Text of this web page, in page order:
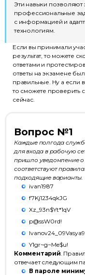
Эти навыки
профессиональные
с информацией и
технологиям.
Если вы принимали
результат, то можете
ответами и
ответы на экзамене
правильные. Ну а если
то сможете проверить
сейчас.
Вопрос №1
Каждые полгода
для входа в рабочую
пришло уведомление о
соответствуют
подходящие варианты.
ivan1987
f7Kj1234qkJG
Xz_93n$Yt*1qV
p@ssW0rd!
Y1gr~g~Me$u!
Комментарий.
отвечает следующим
В пароле